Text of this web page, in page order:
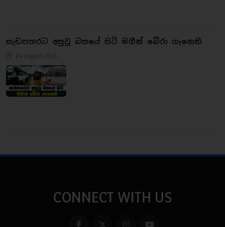
සැඩපහරට අසුවූ බසයේ සිටි මගීන් බේරා ගැනෙති
04 August 2026
CONNECT WITH US